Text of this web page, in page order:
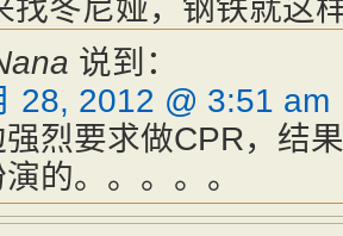
找冬尼娅，钢铁就这
说到：
28, 2012 @ 3:51 am
强烈要求做CPR，结
的。。。。。